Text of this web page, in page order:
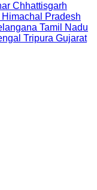
Chhattisgarh
Himachal Pradesh
Tamil Nadu
Tripura Gujarat